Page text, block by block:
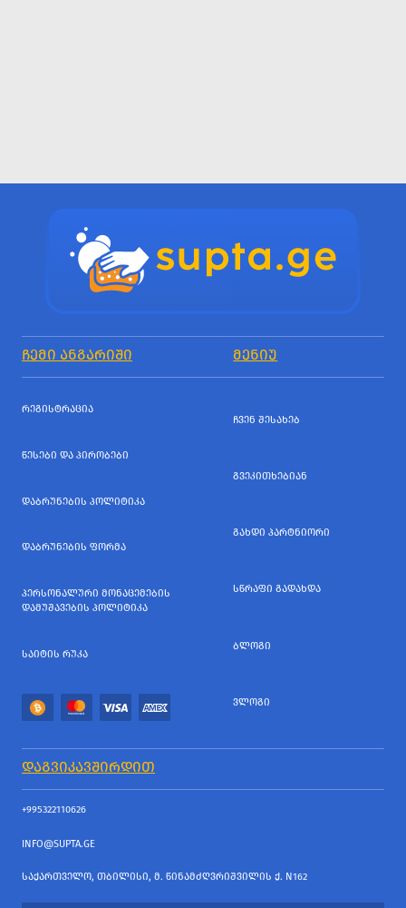
ᲩᲔᲛᲘ ᲐᲜᲒᲐᲠᲘᲨᲘ ᲛᲔᲜᲘᲣ
ᲠᲔᲒᲘᲡᲢᲠᲐᲪᲘᲐ
ᲬᲔᲡᲔᲑᲘ ᲓᲐ ᲞᲘᲠᲝᲑᲔᲑᲘ
ᲓᲐᲑᲠᲣᲜᲔᲑᲘᲡ ᲞᲝᲚᲘᲢᲘᲙᲐ
ᲓᲐᲑᲠᲣᲜᲔᲑᲘᲡ ᲤᲝᲠᲛᲐ
ᲞᲔᲠᲡᲝᲜᲐᲚᲣᲠᲘ ᲛᲝᲜᲐᲪᲔᲛᲔᲑᲘᲡ
ᲓᲐᲛᲣᲨᲐᲕᲔᲑᲘᲡ ᲞᲝᲚᲘᲢᲘᲙᲐ
ᲡᲐᲘᲢᲘᲡ ᲠᲣᲙᲐ
ᲩᲕᲔᲜ ᲨᲔᲡᲐᲮᲔᲑ
ᲒᲕᲔᲙᲘᲗᲮᲔᲑᲘᲐᲜ
ᲒᲐᲮᲓᲘ ᲞᲐᲠᲢᲜᲘᲝᲠᲘ
ᲡᲬᲠᲐᲤᲘ ᲒᲐᲓᲐᲮᲓᲐ
ᲑᲚᲝᲒᲘ
ᲕᲚᲝᲒᲘ
ᲓᲐᲒᲕᲘᲙᲐᲕᲨᲘᲠᲓᲘᲗ
+995322110626
INFO@SUPTA.GE
ᲡᲐᲥᲐᲠᲗᲕᲔᲚᲝ, ᲗᲑᲘᲚᲘᲡᲘ, Მ. ᲬᲘᲜᲐᲛᲫᲦᲕᲠᲘᲨᲕᲘᲚᲘᲡ Ქ. N162